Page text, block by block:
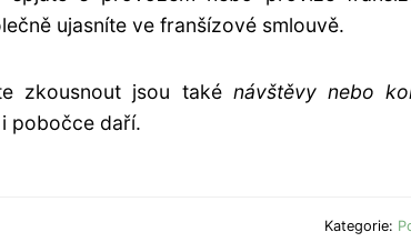
ujasníte ve franšízové smlouvě.
zkousnout jsou také návštěvy nebo
pobočce daří.
Kategorie: